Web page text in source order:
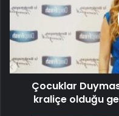
Çocuklar
kraliçe olduğu